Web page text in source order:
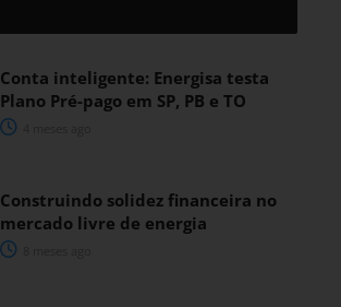
Conta inteligente: Energisa testa
Plano Pré-pago em SP, PB e TO
Construindo solidez financeira no
mercado livre de energia